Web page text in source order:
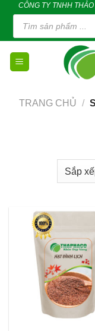
content
CÔNG TY TNHH
Tìm
kiếm
phẩm
TRANG CHỦ /